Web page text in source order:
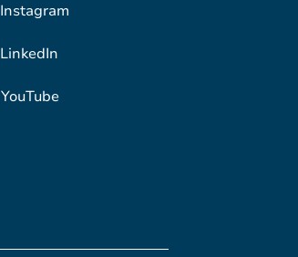
Instagram
LinkedIn
YouTube